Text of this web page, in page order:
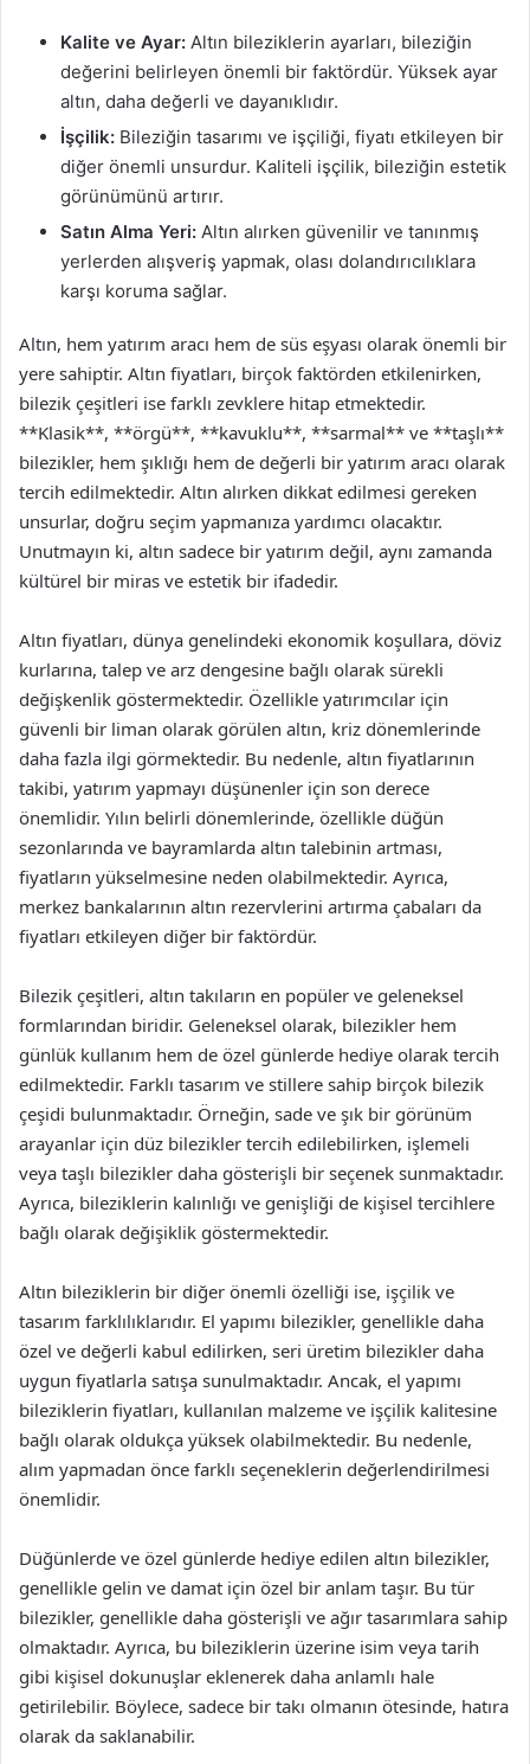
Kalite ve Ayar: Altın bileziklerin ayarları, bileziğin
değerini belirleyen önemli bir faktördür. Yüksek ayar
altın, daha değerli ve dayanıklıdır.
İşçilik: Bileziğin tasarımı ve işçiliği, fiyatı etkileyen bir
diğer önemli unsurdur. Kaliteli işçilik, bileziğin estetik
görünümünü artırır.
Satın Alma Yeri: Altın alırken güvenilir ve tanınmış
yerlerden alışveriş yapmak, olası dolandırıcılıklara
karşı koruma sağlar.
Altın, hem yatırım aracı hem de süs eşyası olarak önemli bir
yere sahiptir. Altın fiyatları, birçok faktörden etkilenirken,
bilezik çeşitleri ise farklı zevklere hitap etmektedir.
**Klasik**, **örgü**, **kavuklu**, **sarmal** ve **taşlı**
bilezikler, hem şıklığı hem de değerli bir yatırım aracı olarak
tercih edilmektedir. Altın alırken dikkat edilmesi gereken
unsurlar, doğru seçim yapmanıza yardımcı olacaktır.
Unutmayın ki, altın sadece bir yatırım değil, aynı zamanda
kültürel bir miras ve estetik bir ifadedir.
Altın fiyatları, dünya genelindeki ekonomik koşullara, döviz
kurlarına, talep ve arz dengesine bağlı olarak sürekli
değişkenlik göstermektedir. Özellikle yatırımcılar için
güvenli bir liman olarak görülen altın, kriz dönemlerinde
daha fazla ilgi görmektedir. Bu nedenle, altın fiyatlarının
takibi, yatırım yapmayı düşünenler için son derece
önemlidir. Yılın belirli dönemlerinde, özellikle düğün
sezonlarında ve bayramlarda altın talebinin artması,
fiyatların yükselmesine neden olabilmektedir. Ayrıca,
merkez bankalarının altın rezervlerini artırma çabaları da
fiyatları etkileyen diğer bir faktördür.
Bilezik çeşitleri, altın takıların en popüler ve geleneksel
formlarından biridir. Geleneksel olarak, bilezikler hem
günlük kullanım hem de özel günlerde hediye olarak tercih
edilmektedir. Farklı tasarım ve stillere sahip birçok bilezik
çeşidi bulunmaktadır. Örneğin, sade ve şık bir görünüm
arayanlar için düz bilezikler tercih edilebilirken, işlemeli
veya taşlı bilezikler daha gösterişli bir seçenek sunmaktadır.
Ayrıca, bileziklerin kalınlığı ve genişliği de kişisel tercihlere
bağlı olarak değişiklik göstermektedir.
Altın bileziklerin bir diğer önemli özelliği ise, işçilik ve
tasarım farklılıklarıdır. El yapımı bilezikler, genellikle daha
özel ve değerli kabul edilirken, seri üretim bilezikler daha
uygun fiyatlarla satışa sunulmaktadır. Ancak, el yapımı
bileziklerin fiyatları, kullanılan malzeme ve işçilik kalitesine
bağlı olarak oldukça yüksek olabilmektedir. Bu nedenle,
alım yapmadan önce farklı seçeneklerin değerlendirilmesi
önemlidir.
Düğünlerde ve özel günlerde hediye edilen altın bilezikler,
genellikle gelin ve damat için özel bir anlam taşır. Bu tür
bilezikler, genellikle daha gösterişli ve ağır tasarımlara sahip
olmaktadır. Ayrıca, bu bileziklerin üzerine isim veya tarih
gibi kişisel dokunuşlar eklenerek daha anlamlı hale
getirilebilir. Böylece, sadece bir takı olmanın ötesinde, hatıra
olarak da saklanabilir.